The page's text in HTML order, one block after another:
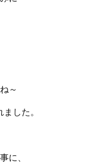
～
した。
に、